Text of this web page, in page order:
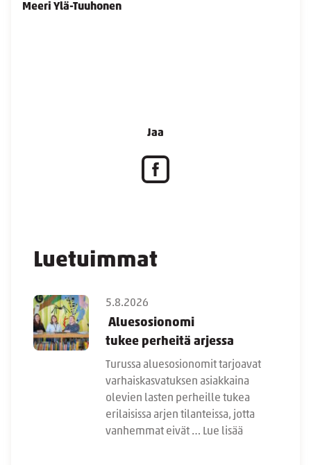
Luetuimmat
5.8.2026
Aluesosionomi
tukee perheitä arjessa
Turussa aluesosionomit tarjoavat
varhaiskasvatuksen asiakkaina
olevien lasten perheille tukea
erilaisissa arjen tilanteissa, jotta
vanhemmat eivät … Lue lisää
Meeri Ylä-Tuuhonen
Jaa